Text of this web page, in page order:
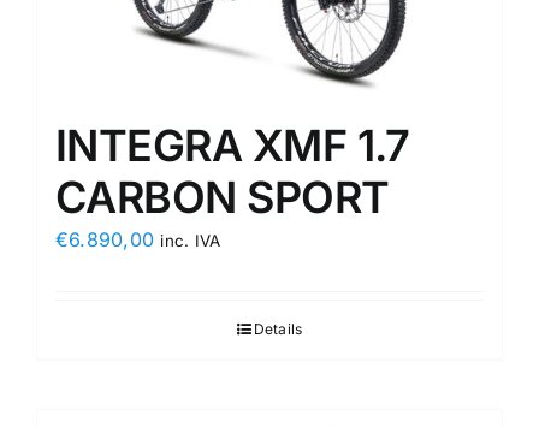
INTEGRA XMF 1.7
CARBON SPORT
€6.890,00 inc. IVA
Details